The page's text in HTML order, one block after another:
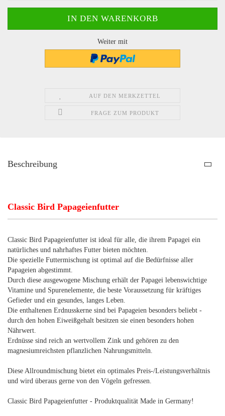
Weiter mit
AUF DEN MERKZETTEL
FRAGE ZUM PRODUKT
Beschreibung
Classic Bird Papageienfutter
Classic Bird Papageienfutter ist ideal für alle, die ihrem Papagei ein
natürliches und nahrhaftes Futter bieten möchten.
Die spezielle Futtermischung ist optimal auf die Bedürfnisse aller
Papageien abgestimmt.
Durch diese ausgewogene Mischung erhält der Papagei lebenswichtige
Vitamine und Spurenelemente, die beste Voraussetzung für kräftiges
Gefieder und ein gesundes, langes Leben.
Die enthaltenen Erdnusskerne sind bei Papageien besonders beliebt -
durch den hohen Eiweißgehalt besitzen sie einen besonders hohen
Nährwert.
Erdnüsse sind reich an wertvollem Zink und gehören zu den
magnesiumreichsten pflanzlichen Nahrungsmitteln.
Diese Allroundmischung bietet ein optimales Preis-/Leistungsverhältnis
und wird überaus gerne von den Vögeln gefressen.
Classic Bird Papageienfutter - Produktqualität Made in Germany!